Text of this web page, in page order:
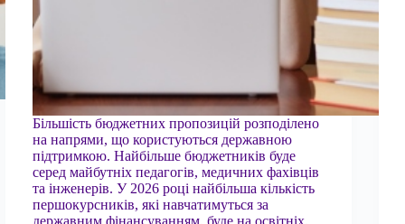
Більшість бюджетних пропозицій розподілено
на напрями, що користуються державною
підтримкою. Найбільше бюджетників буде
серед майбутніх педагогів, медичних фахівців
та інженерів. У 2026 році найбільша кількість
першокурсників, які навчатимуться за
державним фінансуванням, буде на освітніх,